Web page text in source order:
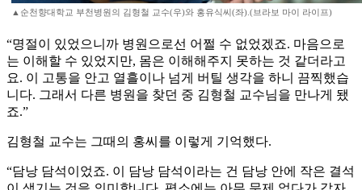
▲순천향대학교 부천병원의 김형철 교수(우)와 홍유식씨(좌).(브라보 마이 라이프)
“명절이 있었으니까 병원으로선 어쩔 수 없었겠죠. 마음으로
는 이해할 수 있었지만, 몸은 이해해주지 못하는 것 같더라고
요. 이 고통을 안고 열흘이나 넘게 버틸 생각을 하니 끔찍했습
니다. 그래서 다른 병원을 찾던 중 김형철 교수님을 만나게 됐
죠.”
김형철 교수는 그때의 홍씨를 이렇게 기억했다.
“담낭 담석이었죠. 이 담낭 담석이라는 건 담낭 안에 작은 결석